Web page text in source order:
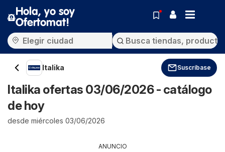
Hola, yo soy
Ofertomat!
Italika Suscríbase
Italika ofertas 03/06/2026 - catálogo
de hoy
desde miércoles 03/06/2026
ANUNCIO